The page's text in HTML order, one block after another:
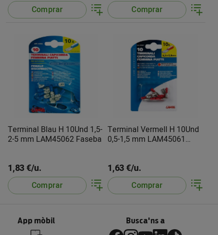
Comprar Comprar
Terminal Blau H 10Und 1,5-
2-5 mm LAM45062 Faseba
1,83 €/u.
Comprar
Terminal Vermell H 10Und
0,5-1,5 mm LAM45061
1,63 €/u.
Comprar
App mòbil Busca'ns a